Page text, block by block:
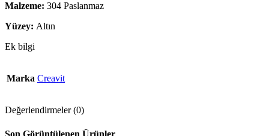
Malzeme: 304 Paslanmaz
Yüzey: Altın
Ek bilgi
Marka Creavit
Değerlendirmeler (0)
Son Görüntülenen Ürünler